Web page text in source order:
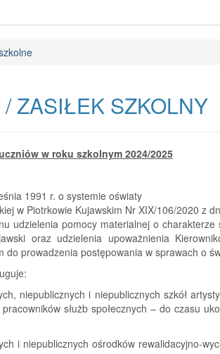
ZASIŁEK SZKOLNY
w roku szkolnym 2024/2025
1991 r. o systemie oświaty
w Piotrkowie Kujawskim Nr XIX/106/2020 z
udzielenia pomocy materialnej o
oraz udzielenia upoważnienia
do prowadzenia postępowania w sprawach o
niepublicznych i niepublicznych szkół
służb społecznych – do czasu
i niepublicznych ośrodków rewalidacyjno-